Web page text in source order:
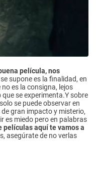
película, nos
supone es la finalidad, en
es la consigna, lejos
que se experimenta.Y sobre
se puede observar en
gran impacto y misterio,
es miedo pero en palabras
películas aquí te vamos a
asegúrate de no verlas